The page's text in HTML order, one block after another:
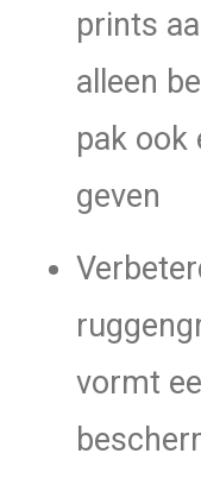
prints
alleen
pak ook
geven
vormt